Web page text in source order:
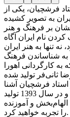
فرشچیان، یکی از
به تصویر کشیده
بر فرهنگ و هنر
نام ایران آگاه
تنها به هنر ایران
شناساندن فرهنگ
کارگردانی اهورا
ثانی‌فر تولید شده
فرشچیان آشنا
شویم. ژانر این اثر انیمیشن و کارتونی است و در سال 1393 تولید
و آموزنده
را تجربه خواهید کرد.